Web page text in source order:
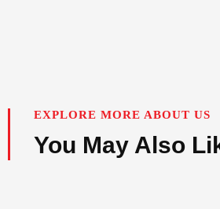
EXPLORE MORE ABOUT US
You May Also